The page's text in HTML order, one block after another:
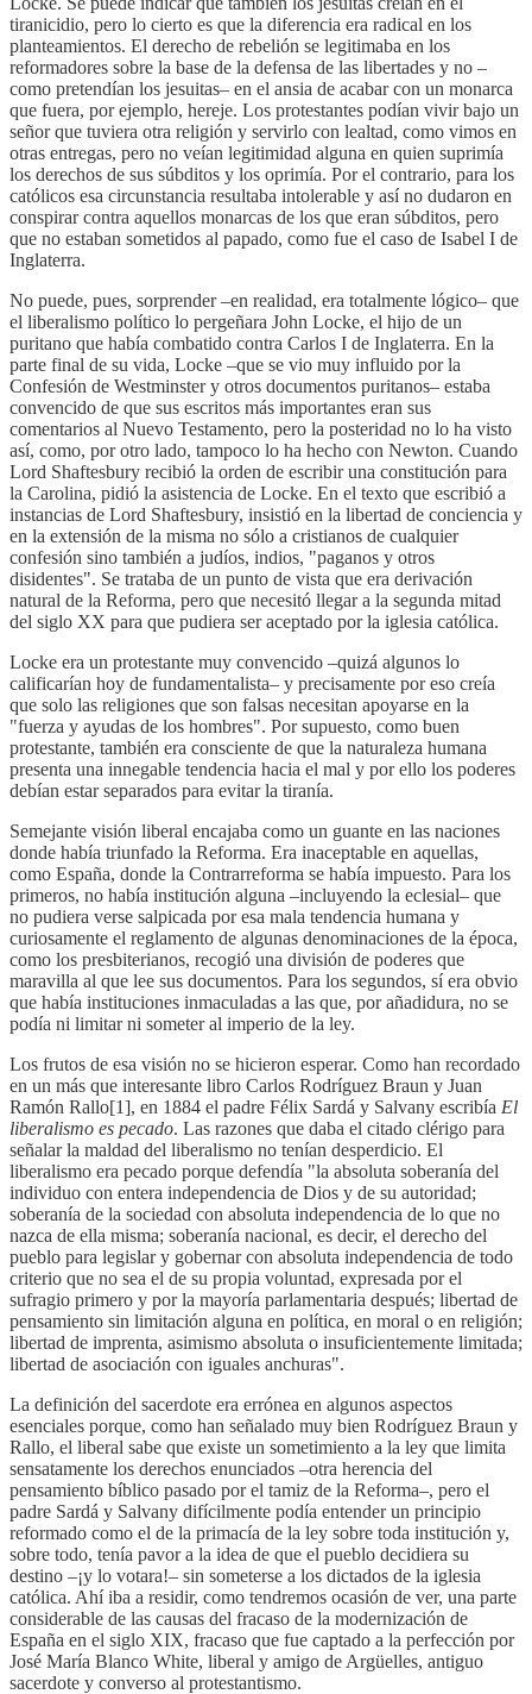
tiranicidio, pero lo cierto es que la diferencia era radical en los
planteamientos. El derecho de rebelión se legitimaba en los
reformadores sobre la base de la defensa de las libertades y no –
como pretendían los jesuitas– en el ansia de acabar con un monarca
que fuera, por ejemplo, hereje. Los protestantes podían vivir bajo un
señor que tuviera otra religión y servirlo con lealtad, como vimos en
otras entregas, pero no veían legitimidad alguna en quien suprimía
los derechos de sus súbditos y los oprimía. Por el contrario, para los
católicos esa circunstancia resultaba intolerable y así no dudaron en
conspirar contra aquellos monarcas de los que eran súbditos, pero
que no estaban sometidos al papado, como fue el caso de Isabel I de
Inglaterra.
No puede, pues, sorprender –en realidad, era totalmente lógico– que
el liberalismo político lo pergeñara John Locke, el hijo de un
puritano que había combatido contra Carlos I de Inglaterra. En la
parte final de su vida, Locke –que se vio muy influido por la
Confesión de Westminster y otros documentos puritanos– estaba
convencido de que sus escritos más importantes eran sus
comentarios al Nuevo Testamento, pero la posteridad no lo ha visto
así, como, por otro lado, tampoco lo ha hecho con Newton. Cuando
Lord Shaftesbury recibió la orden de escribir una constitución para
la Carolina, pidió la asistencia de Locke. En el texto que escribió a
instancias de Lord Shaftesbury, insistió en la libertad de conciencia y
en la extensión de la misma no sólo a cristianos de cualquier
confesión sino también a judíos, indios, "paganos y otros
disidentes". Se trataba de un punto de vista que era derivación
natural de la Reforma, pero que necesitó llegar a la segunda mitad
del siglo XX para que pudiera ser aceptado por la iglesia católica.
Locke era un protestante muy convencido –quizá algunos lo
calificarían hoy de fundamentalista– y precisamente por eso creía
que solo las religiones que son falsas necesitan apoyarse en la
"fuerza y ayudas de los hombres". Por supuesto, como buen
protestante, también era consciente de que la naturaleza humana
presenta una innegable tendencia hacia el mal y por ello los poderes
debían estar separados para evitar la tiranía.
Semejante visión liberal encajaba como un guante en las naciones
donde había triunfado la Reforma. Era inaceptable en aquellas,
como España, donde la Contrarreforma se había impuesto. Para los
primeros, no había institución alguna –incluyendo la eclesial– que
no pudiera verse salpicada por esa mala tendencia humana y
curiosamente el reglamento de algunas denominaciones de la época,
como los presbiterianos, recogió una división de poderes que
maravilla al que lee sus documentos. Para los segundos, sí era obvio
que había instituciones inmaculadas a las que, por añadidura, no se
podía ni limitar ni someter al imperio de la ley.
Los frutos de esa visión no se hicieron esperar. Como han recordado
en un más que interesante libro Carlos Rodríguez Braun y Juan
Ramón Rallo[1], en 1884 el padre Félix Sardá y Salvany escribía El
liberalismo es pecado. Las razones que daba el citado clérigo para
señalar la maldad del liberalismo no tenían desperdicio. El
liberalismo era pecado porque defendía "la absoluta soberanía del
individuo con entera independencia de Dios y de su autoridad;
soberanía de la sociedad con absoluta independencia de lo que no
nazca de ella misma; soberanía nacional, es decir, el derecho del
pueblo para legislar y gobernar con absoluta independencia de todo
criterio que no sea el de su propia voluntad, expresada por el
sufragio primero y por la mayoría parlamentaria después; libertad de
pensamiento sin limitación alguna en política, en moral o en religión;
libertad de imprenta, asimismo absoluta o insuficientemente limitada;
libertad de asociación con iguales anchuras".
La definición del sacerdote era errónea en algunos aspectos
esenciales porque, como han señalado muy bien Rodríguez Braun y
Rallo, el liberal sabe que existe un sometimiento a la ley que limita
sensatamente los derechos enunciados –otra herencia del
pensamiento bíblico pasado por el tamiz de la Reforma–, pero el
padre Sardá y Salvany difícilmente podía entender un principio
reformado como el de la primacía de la ley sobre toda institución y,
sobre todo, tenía pavor a la idea de que el pueblo decidiera su
destino –¡y lo votara!– sin someterse a los dictados de la iglesia
católica. Ahí iba a residir, como tendremos ocasión de ver, una parte
considerable de las causas del fracaso de la modernización de
España en el siglo XIX, fracaso que fue captado a la perfección por
José María Blanco White, liberal y amigo de Argüelles, antiguo
sacerdote y converso al protestantismo.